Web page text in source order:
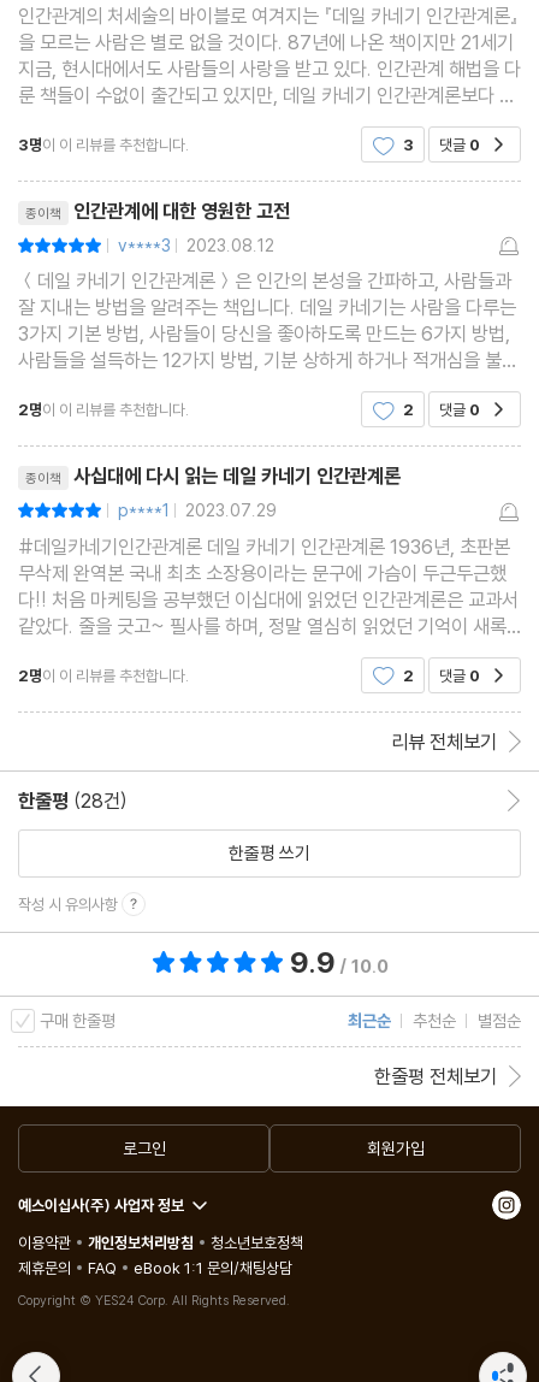
제5부 기적의 결과를 일군 편지들
편지들 238
제6부 더 행복한 가정을 꾸리는 7가지 방법
제2장 다른 사람의 삶의 방식을 인정하고 사랑하라 255
제3장 내가 저지른 바보 같은 일들 258
제4장 모두를 행복하게 만드는 빠른 방법 263
제5장 여성에게 큰 의미를 지니는 것 266
제6장 행복해지고 싶다면 269
제7장 결혼생활을 이해하라 273
제6부 요약 277
결혼생활 평가 설문(남편용) 278
결혼생활 평가 설문(아내용) 279
인간관계의 처세술의 바이블로 여겨지는 『데일 카네기 인간관계론』
을 모르는 사람은 별로 없을 것이다. 87년에 나온 책이지만 21세기
지금, 현시대에서도 사람들의 사랑을 받고 있다. 인간관계 해법을 다
룬 책들이 수없이 출간되고 있지만, 데일 카네기 인간관계론보다 인
기 있는 책을 거의 찾아보지 못했다. 그만큼 인간관계의 본질을 꿰뚫
고 있는 책이라고 할 수 있다. 애터미 사업을
3명이 이 리뷰를 추천합니다. 3 댓글 0
종이책 인간관계에 대한 영원한 고전
| v****3 | 2023.08.12
＜데일 카네기 인간관계론＞은 인간의 본성을 간파하고, 사람들과
잘 지내는 방법을 알려주는 책입니다. 데일 카네기는 사람을 다루는
3가지 기본 방법, 사람들이 당신을 좋아하도록 만드는 6가지 방법,
사람들을 설득하는 12가지 방법, 기분 상하게 하거나 적개심을 불러
일으키지 않고 사람을 바꾸는 9가지 방법 등을 구체적인 예시와 함
께 설명합니다. 또한, 결혼 생활에 관한 팁도
2명이 이 리뷰를 추천합니다. 2 댓글 0
종이책 사십대에 다시 읽는 데일 카네기 인간관계론
| p****1 | 2023.07.29
#데일카네기인간관계론 데일 카네기 인간관계론 1936년, 초판본
무삭제 완역본 국내 최초 소장용이라는 문구에 가슴이 두근두근했
다!! 처음 마케팅을 공부했던 이십대에 읽었던 인간관계론은 교과서
같았다. 줄을 긋고~ 필사를 하며, 정말 열심히 읽었던 기억이 새록
새록하다. 그렇다면 사십대가 되어 읽는 데일 카네기 인간관계론은
또 어떤 감동일까? 목차의 제목들만 읽어도 어떤 책인
2명이 이 리뷰를 추천합니다. 2 댓글 0
리뷰 전체보기
한줄평 (28건)
한줄평 쓰기
작성 시 유의사항
9.9 / 10.0
구매 한줄평 최근순 추천순 별점순
한줄평 전체보기
로그인 회원가입
예스이십사(주) 사업자 정보
이용약관
개인정보처리방침
청소년보호정책
제휴문의
FAQ eBook 1:1 문의/채팅상담
Copyright © YES24 Corp. All Rights Reserved.